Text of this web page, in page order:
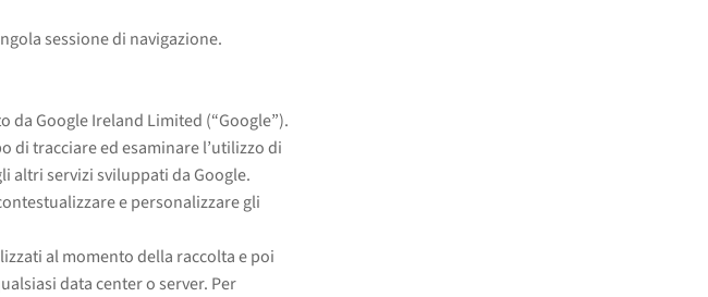
sessione di navigazione.
da Google Ireland Limited (“Google”).
di tracciare ed esaminare l’utilizzo di
altri servizi sviluppati da Google.
e personalizzare gli
al momento della raccolta e poi
data center o server. Per